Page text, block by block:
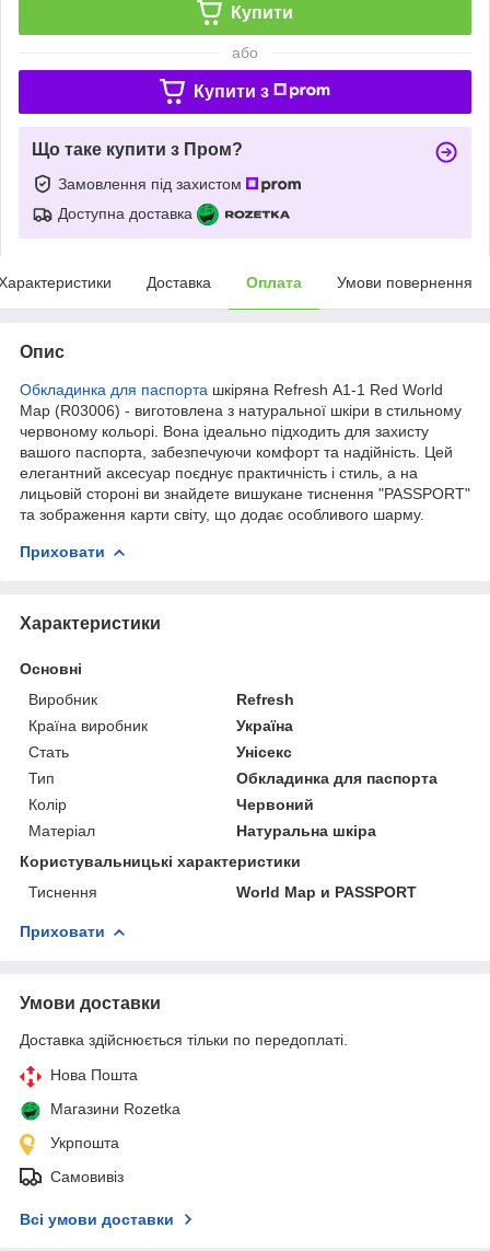
Купити
або
Купити з
Що таке купити з Пром?
Замовлення під захистом
Доступна доставка
Доставка Оплата Умови повернення
Опис
Обкладинка для паспорта шкіряна Refresh А1-1 Red World
Map (R03006) - виготовлена з натуральної шкіри в стильному
червоному кольорі. Вона ідеально підходить для захисту
вашого паспорта, забезпечуючи комфорт та надійність. Цей
елегантний аксесуар поєднує практичність і стиль, а на
лицьовій стороні ви знайдете вишукане тиснення "PASSPORT"
та зображення карти світу, що додає особливого шарму.
Приховати
Характеристики
Основні
Виробник
Refresh
Країна виробник
Україна
Стать
Унісекс
Тип
Обкладинка для паспорта
Колір
Червоний
Матеріал
Натуральна шкіра
Користувальницькі характеристики
Тиснення
World Map и PASSPORT
Приховати
Умови доставки
Доставка здійснюється тільки по передоплаті.
Нова Пошта
Магазини Rozetka
Укрпошта
Самовивіз
Всі умови доставки